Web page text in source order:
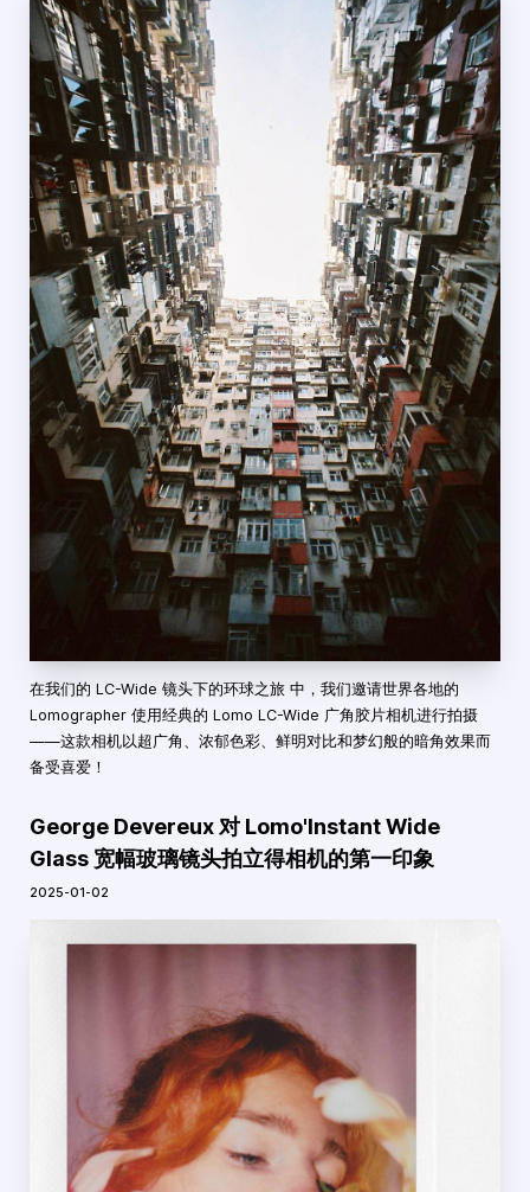
在我们的 LC-Wide 镜头下的环球之旅 中，我们邀请世界各地的
Lomographer 使用经典的 Lomo LC-Wide 广角胶片相机进行拍摄
——这款相机以超广角、浓郁色彩、鲜明对比和梦幻般的暗角效果而
备受喜爱！
George Devereux 对 Lomo'Instant Wide
Glass 宽幅玻璃镜头拍立得相机的第一印象
2025-01-02